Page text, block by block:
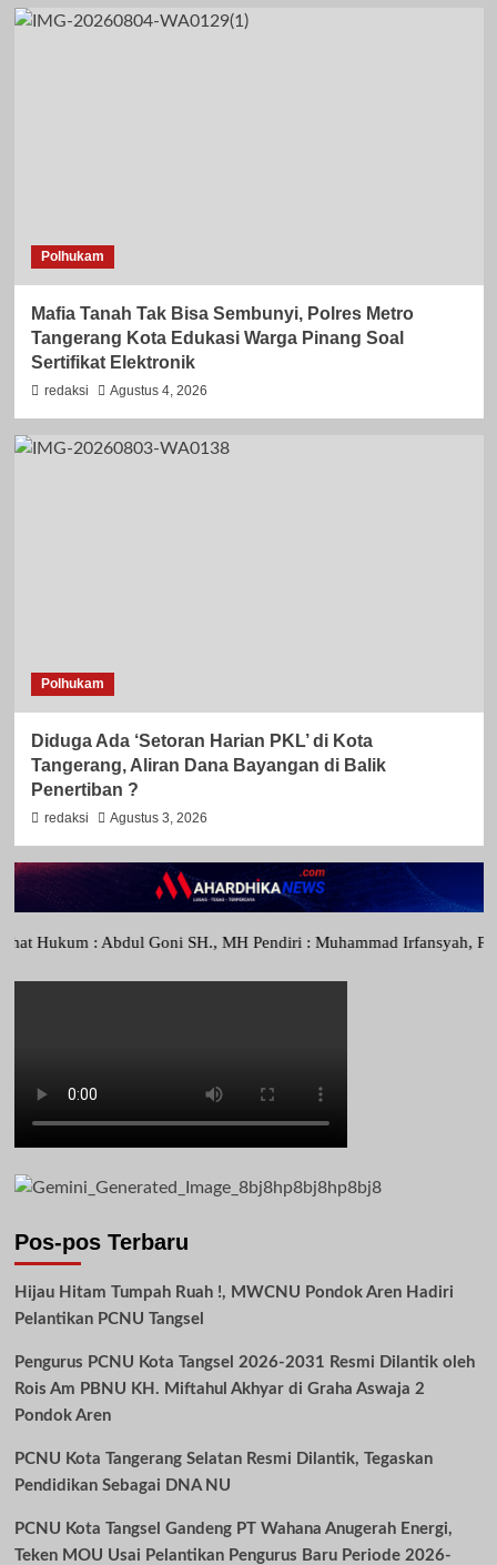
Polhukam
Mafia Tanah Tak Bisa Sembunyi, Polres Metro
Tangerang Kota Edukasi Warga Pinang Soal
Sertifikat Elektronik
redaksi Agustus 4, 2026
Polhukam
Diduga Ada ‘Setoran Harian PKL’ di Kota
Tangerang, Aliran Dana Bayangan di Balik
Penertiban ?
redaksi Agustus 3, 2026
: Abdul Goni SH., MH Pendiri : Muhammad Irfansyah,
Pos-pos Terbaru
Hijau Hitam Tumpah Ruah !, MWCNU Pondok Aren Hadiri
Pelantikan PCNU Tangsel
Pengurus PCNU Kota Tangsel 2026-2031 Resmi Dilantik oleh
Rois Am PBNU KH. Miftahul Akhyar di Graha Aswaja 2
Pondok Aren
PCNU Kota Tangerang Selatan Resmi Dilantik, Tegaskan
Pendidikan Sebagai DNA NU
PCNU Kota Tangsel Gandeng PT Wahana Anugerah Energi,
Teken MOU Usai Pelantikan Pengurus Baru Periode 2026-